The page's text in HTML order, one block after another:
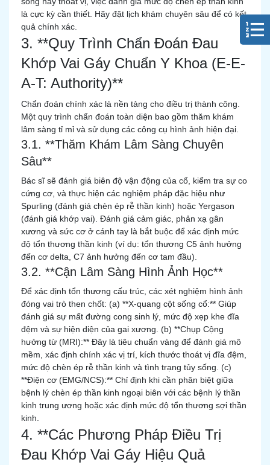
là cực kỳ cần thiết. Hãy đặt lịch khám chuyên sâu để có kết
quả chính xác.
3. **Quy Trình Chẩn Đoán Đau
Khớp Vai Gáy Chuẩn Y Khoa (E-E-
A-T: Authority)**
Chẩn đoán chính xác là nền tảng cho điều trị thành công.
Một quy trình chẩn đoán toàn diện bao gồm thăm khám
lâm sàng tỉ mỉ và sử dụng các công cụ hình ảnh hiện đại.
3.1. **Thăm Khám Lâm Sàng Chuyên
Sâu**
Bác sĩ sẽ đánh giá biên độ vận động của cổ, kiểm tra sự co
cứng cơ, và thực hiện các nghiệm pháp đặc hiệu như
Spurling (đánh giá chèn ép rễ thần kinh) hoặc Yergason
(đánh giá khớp vai). Đánh giá cảm giác, phản xạ gân
xương và sức cơ ở cánh tay là bắt buộc để xác định mức
độ tổn thương thần kinh (ví dụ: tổn thương C5 ảnh hưởng
đến cơ delta, C7 ảnh hưởng đến cơ tam đầu).
3.2. **Cận Lâm Sàng Hình Ảnh Học**
Để xác định tổn thương cấu trúc, các xét nghiệm hình ảnh
đóng vai trò then chốt: (a) **X-quang cột sống cổ:** Giúp
đánh giá sự mất đường cong sinh lý, mức độ xẹp khe đĩa
đệm và sự hiện diện của gai xương. (b) **Chụp Cộng
hưởng từ (MRI):** Đây là tiêu chuẩn vàng để đánh giá mô
mềm, xác định chính xác vị trí, kích thước thoát vị đĩa đệm,
mức độ chèn ép rễ thần kinh và tình trạng tủy sống. (c)
**Điện cơ (EMG/NCS):** Chỉ định khi cần phân biệt giữa
bệnh lý chèn ép thần kinh ngoại biên với các bệnh lý thần
kinh trung ương hoặc xác định mức độ tổn thương sợi thần
kinh.
4. **Các Phương Pháp Điều Trị
Đau Khớp Vai Gáy Hiệu Quả